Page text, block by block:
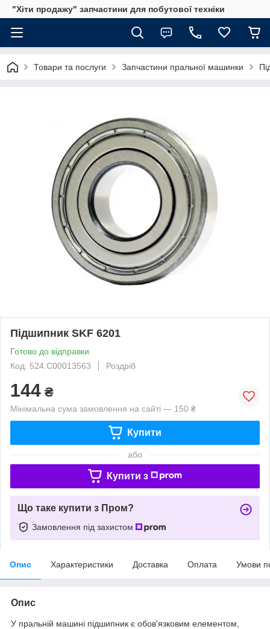
"Хіти продажу" запчастини для побутової техніки
Товари та послуги Запчастини пральної машинки
Підшипник SKF 6201
Готово до відправки
Код: 524.C00013563
Роздріб
144 ₴
Мінімальна сума замовлення на сайті — 150 ₴
Купити
або
Купити з
Що таке купити з Пром?
Замовлення під захистом
Опис Характеристики Доставка Оплата Умови
Опис
У пральній машині підшипник є обов'язковим елементом,